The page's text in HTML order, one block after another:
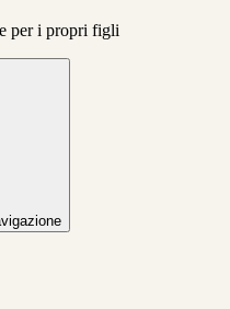
per i propri figli